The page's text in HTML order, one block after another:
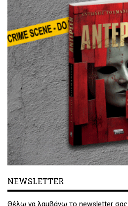
NEWSLETTER
Θέλω να λαμβάνω το newsletter σας